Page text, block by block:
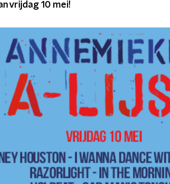
vrijdag 10 mei!